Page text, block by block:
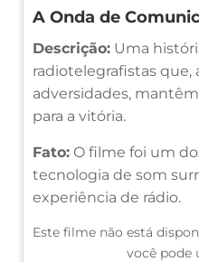
A Onda de
Descrição: Uma
radiotelegrafistas que,
adversidades,
para a vitória.
Fato: O filme foi um
tecnologia de som
experiência de rádio.
Este filme não está
você pode